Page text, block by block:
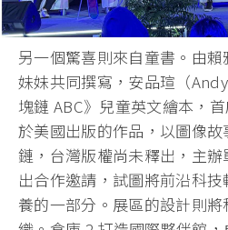
另一個驚喜則來自童書。由
妹妹共同撰寫，安品瑄（
塊鏈 ABC》兒童英文繪本，
於美國出版的作品，以圖像
鏈，台灣版權尚未釋出，主
出合作邀請，試圖將前沿科
養的一部分。展區的設計則